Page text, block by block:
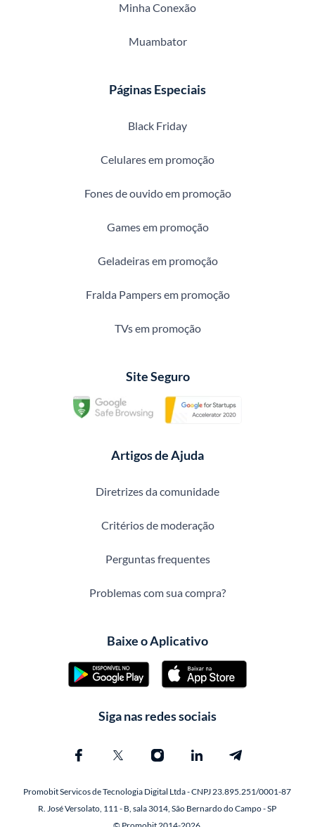
Minha Conexão
Muambator
Páginas Especiais
Black Friday
Celulares em promoção
Fones de ouvido em promoção
Games em promoção
Geladeiras em promoção
Fralda Pampers em promoção
TVs em promoção
Site Seguro
Artigos de Ajuda
Diretrizes da comunidade
Critérios de moderação
Perguntas frequentes
Problemas com sua compra?
Baixe o Aplicativo
Siga nas redes sociais
Promobit Servicos de Tecnologia Digital Ltda - CNPJ 23.895.251/0001-87
R. José Versolato, 111 - B, sala 3014, São Bernardo do Campo - SP